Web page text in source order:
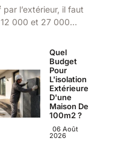
par l’extérieur, il faut
000 et 27 000…
Quel
Budget
Pour
L'isolation
Extérieure
D'une
Maison De
100m2 ?
06 Août
2026